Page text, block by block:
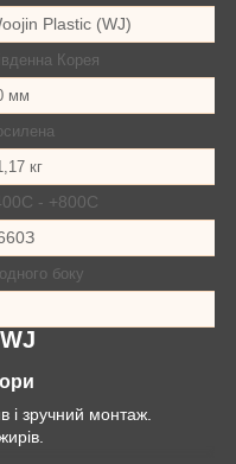
Plastic (WJ)
Корея
мм
кг
0С - +800С
0З
боку
і зручний монтаж.